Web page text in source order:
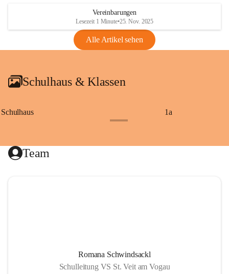
Vereinbarungen
Lesezeit 1 Minute•25. Nov. 2025
Alle Artikel sehen
Schulhaus & Klassen
Schulhaus 1a
Team
Romana Schwindsackl
Schulleitung VS St. Veit am Vogau